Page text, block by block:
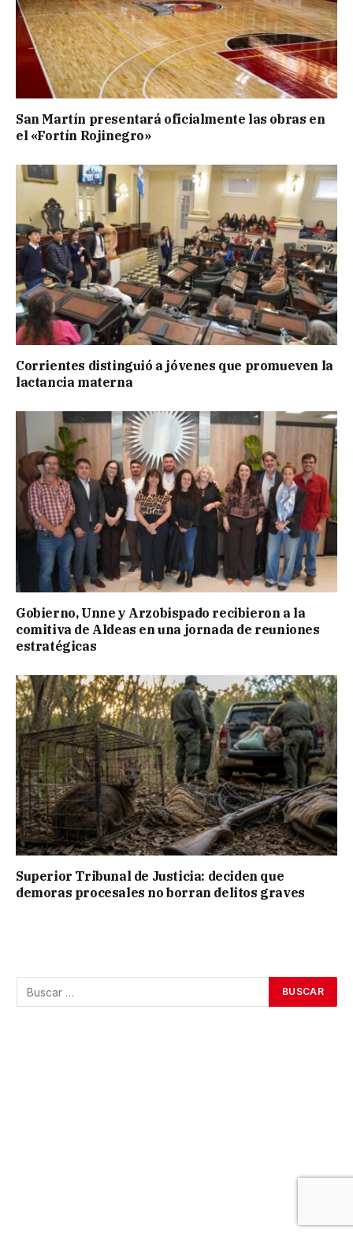
San Martín presentará oficialmente las obras en
el «Fortín Rojinegro»
Corrientes distinguió a jóvenes que promueven la
lactancia materna
Gobierno, Unne y Arzobispado recibieron a la
comitiva de Aldeas en una jornada de reuniones
estratégicas
Superior Tribunal de Justicia: deciden que
demoras procesales no borran delitos graves